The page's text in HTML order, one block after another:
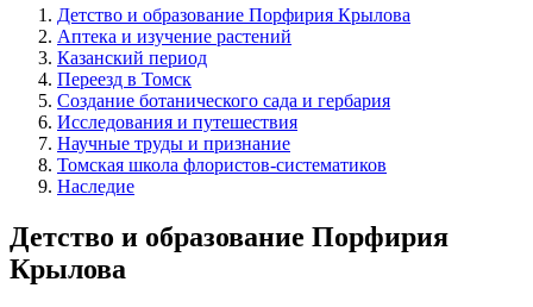
Детство и образование Порфирия Крылова
Аптека и изучение растений
Казанский период
Переезд в Томск
Создание ботанического сада и гербария
Исследования и путешествия
Научные труды и признание
Томская школа флористов-систематиков
Наследие
Детство и образование Порфирия
Крылова